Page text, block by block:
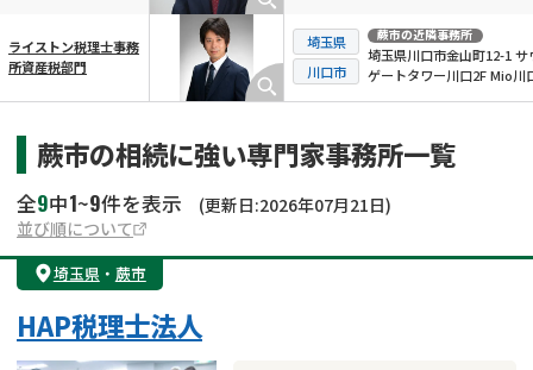
ライストン税理士事務
所資産税部門
埼玉県
川口市
蕨市の近隣事務所
埼玉県川口市金山町12-1 サ
ゲートタワー川口2F Mio川
蕨市の相続に強い専門家事務所一覧
全9中1~9件を表示
(更新日:2026年07月21日)
並び順について
埼玉県 ・ 蕨市
HAP税理士法人